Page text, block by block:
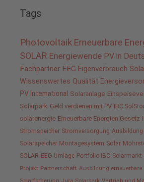
Tags
Photovoltaik Erneuerbare
SOLAR Energiewende PV in
Fachpartner EEG Eigenverbrauch
Wissenswertes Qualität
PV International Solaranlage
Solarpark Geld verdienen mit PV IBC
solarenergie Erneuerbare Energien Gesetz
Stromspeicher Stromversorgung Ausbildung
Solarspeicher Montagesystem Solar
SOLAR EEG-Umlage Portfolio IBC Solarmarkt
Projekt Partnerschaft Ausbildung erneuerbare